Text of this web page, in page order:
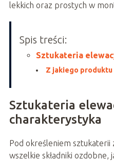
lekkich oraz prostych w
Spis treści:
Sztukateria
Z jakiego produktu
Sztukateria
charakterystyka
Pod określeniem sztukaterii
wszelkie składniki ozdobne,